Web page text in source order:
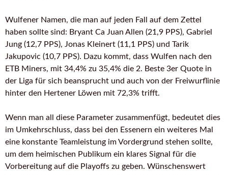
Wulfener Namen, die man auf jeden Fall auf dem Zettel
haben sollte sind: Bryant Ca Juan Allen (21,9 PPS), Gabriel
Jung (12,7 PPS), Jonas Kleinert (11,1 PPS) und Tarik
Jakupovic (10,7 PPS). Dazu kommt, dass Wulfen nach den
ETB Miners, mit 34,4% zu 35,4% die 2. Beste 3er Quote in
der Liga für sich beansprucht und auch von der Freiwurflinie
hinter den Hertener Löwen mit 72,3% trifft.
Wenn man all diese Parameter zusammenfügt, bedeutet dies
im Umkehrschluss, dass bei den Essenern ein weiteres Mal
eine konstante Teamleistung im Vordergrund stehen sollte,
um dem heimischen Publikum ein klares Signal für die
Vorbereitung auf die Playoffs zu geben. Wünschenswert